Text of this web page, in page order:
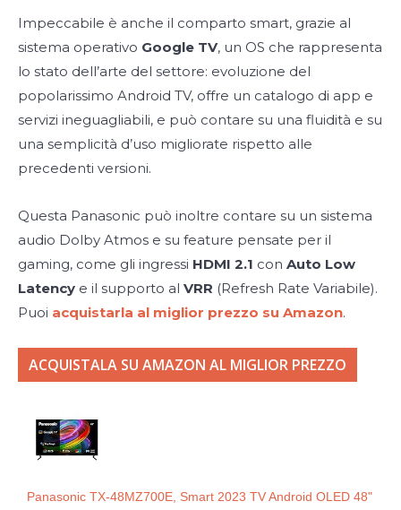
Impeccabile è anche il comparto smart, grazie al
sistema operativo Google TV, un OS che rappresenta
lo stato dell’arte del settore: evoluzione del
popolarissimo Android TV, offre un catalogo di app e
servizi ineguagliabili, e può contare su una fluidità e su
una semplicità d’uso migliorate rispetto alle
precedenti versioni.
Questa Panasonic può inoltre contare su un sistema
audio Dolby Atmos e su feature pensate per il
gaming, come gli ingressi HDMI 2.1 con Auto Low
Latency e il supporto al VRR (Refresh Rate Variabile).
Puoi acquistarla al miglior prezzo su Amazon.
ACQUISTALA SU AMAZON AL MIGLIOR PREZZO
Panasonic TX-48MZ700E, Smart 2023 TV Android OLED 48"